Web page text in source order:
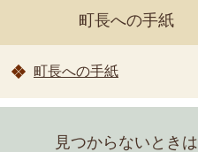
町長への手紙
町長への手紙
見つからないときは